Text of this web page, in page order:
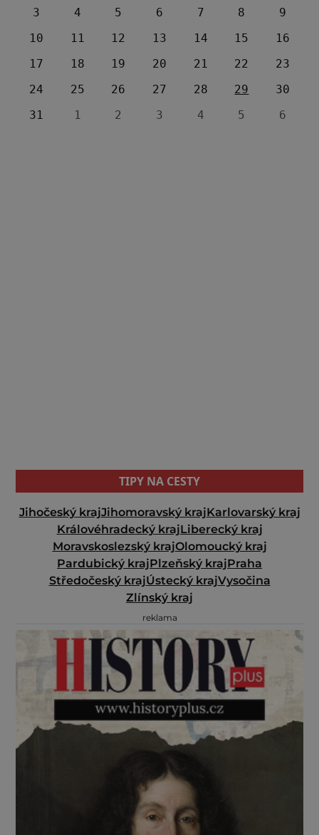
3
4 5 6 7 8
9
10
11 12 13 14 15
16
17
18 19 20 21 22
23
24
25 26 27 28 29
30
31
1 2 3 4 5 6
TIPY NA CESTY
Jihočeský krajJihomoravský krajKarlovarský kraj
Královéhradecký krajLiberecký kraj
Moravskoslezský krajOlomoucký kraj
Pardubický krajPlzeňský krajPraha
Středočeský krajÚstecký krajVysočina
Zlínský kraj
reklama